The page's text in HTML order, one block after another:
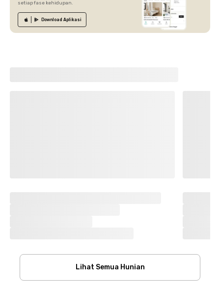
setiap fase kehidupan.
Download Aplikasi
Lihat Semua Hunian